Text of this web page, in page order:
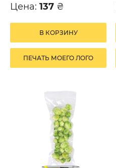
Цена: 137 ₴
В КОРЗИНУ
ПЕЧАТЬ МОЕГО ЛОГО